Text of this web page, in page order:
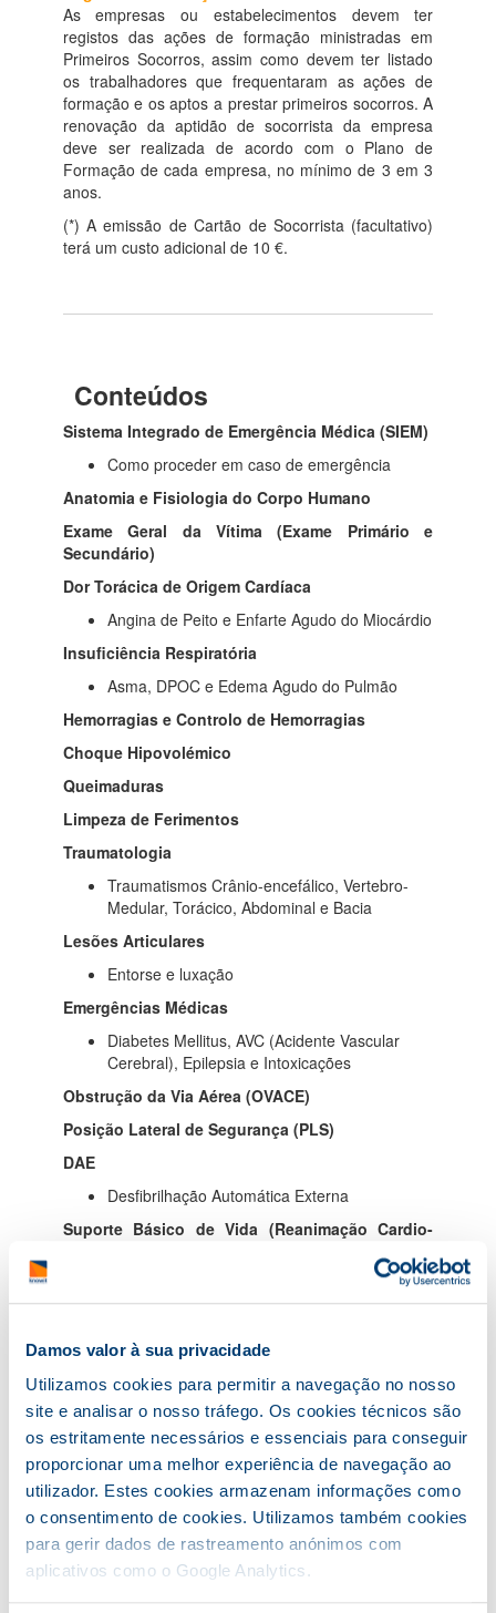
Damos valor à sua privacidade
Utilizamos cookies para permitir a navegação no nosso
site e analisar o nosso tráfego. Os cookies técnicos são
os estritamente necessários e essenciais para conseguir
proporcionar uma melhor experiência de navegação ao
utilizador. Estes cookies armazenam informações como
o consentimento de cookies. Utilizamos também cookies
para gerir dados de rastreamento anónimos com
aplicativos como o Google Analytics.
As empresas ou estabelecimentos devem ter
registos das ações de formação ministradas em
Primeiros Socorros, assim como devem ter listado
os trabalhadores que frequentaram as ações de
formação e os aptos a prestar primeiros socorros. A
renovação da aptidão de socorrista da empresa
deve ser realizada de acordo com o Plano de
Formação de cada empresa, no mínimo de 3 em 3
anos.
(*) A emissão de Cartão de Socorrista (facultativo)
terá um custo adicional de 10 €.
Conteúdos
Sistema Integrado de Emergência Médica (SIEM)
Como proceder em caso de emergência
Anatomia e Fisiologia do Corpo Humano
Exame Geral da Vítima (Exame Primário e
Secundário)
Dor Torácica de Origem Cardíaca
Angina de Peito e Enfarte Agudo do Miocárdio
Insuficiência Respiratória
Asma, DPOC e Edema Agudo do Pulmão
Hemorragias e Controlo de Hemorragias
Choque Hipovolémico
Queimaduras
Limpeza de Ferimentos
Traumatologia
Traumatismos Crânio-encefálico, Vertebro-
Medular, Torácico, Abdominal e Bacia
Lesões Articulares
Entorse e luxação
Emergências Médicas
Diabetes Mellitus, AVC (Acidente Vascular
Cerebral), Epilepsia e Intoxicações
Obstrução da Via Aérea (OVACE)
Posição Lateral de Segurança (PLS)
DAE
Desfibrilhação Automática Externa
Suporte Básico de Vida (Reanimação Cardio-
Garantir a perfusão sanguínea de tecidos de
forma segura a uma vítima em paragem
profissionais especializados)
Suporte Básico de Vida
Proteção do Socorrista
Procedimentos perante PCR:
Se já está meio diferenciado (SIV/SAV)
Se não está meio diferenciado no local
Considerações gerais
Normas DGS e Orientações Técnicas INEM